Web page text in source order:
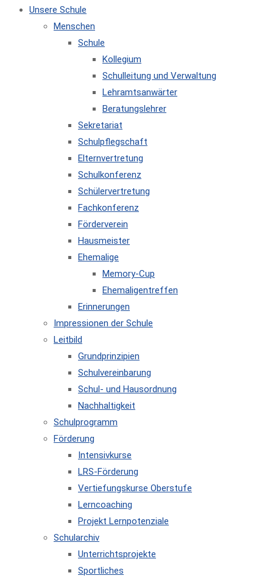
Unsere Schule
Menschen
Schule
Kollegium
Schulleitung und Verwaltung
Lehramtsanwärter
Beratungslehrer
Sekretariat
Schulpflegschaft
Elternvertretung
Schulkonferenz
Schülervertretung
Fachkonferenz
Förderverein
Hausmeister
Ehemalige
Memory-Cup
Ehemaligentreffen
Erinnerungen
Impressionen der Schule
Leitbild
Grundprinzipien
Schulvereinbarung
Schul- und Hausordnung
Nachhaltigkeit
Schulprogramm
Förderung
Intensivkurse
LRS-Förderung
Vertiefungskurse Oberstufe
Lerncoaching
Projekt Lernpotenziale
Schularchiv
Unterrichtsprojekte
Sportliches